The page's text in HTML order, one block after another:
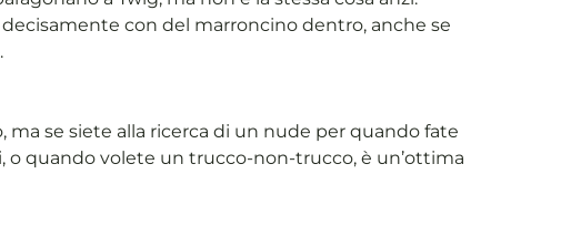
con del marroncino dentro, anche se
se siete alla ricerca di un nude per quando fate
o quando volete un trucco-non-trucco, è un’ottima